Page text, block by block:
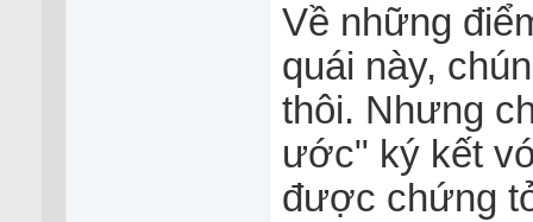
Về những
quái này,
thôi. Nhưng
ước" ký kết
được chứng